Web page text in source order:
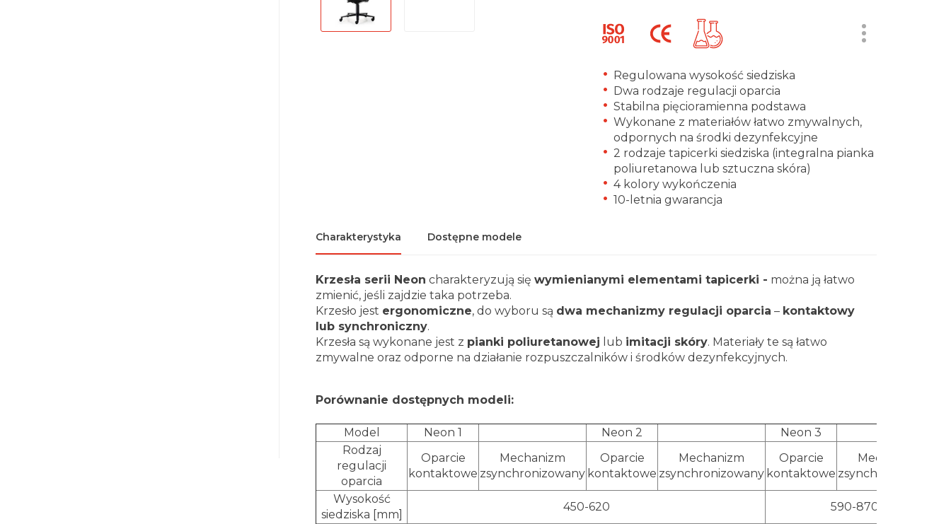
Regulowana wysokość siedziska
Dwa rodzaje regulacji oparcia
Stabilna pięcioramienna podstawa
Wykonane z materiałów łatwo zmywalnych,
odpornych na środki dezynfekcyjne
2 rodzaje tapicerki siedziska (integralna pianka
poliuretanowa lub sztuczna skóra)
4 kolory wykończenia
10-letnia gwarancja
Charakterystyka Dostępne modele
Krzesła serii Neon charakteryzują się wymienianymi elementami tapicerki - można ją łatwo
zmienić, jeśli zajdzie taka potrzeba.
Krzesło jest ergonomiczne, do wyboru są dwa mechanizmy regulacji oparcia – kontaktowy
lub synchroniczny.
Krzesła są wykonane jest z pianki poliuretanowej lub imitacji skóry. Materiały te są łatwo
zmywalne oraz odporne na działanie rozpuszczalników i środków dezynfekcyjnych.
Porównanie dostępnych modeli:
Model Neon 1 Neon 2
Neon 3
Rodzaj
regulacji
oparcia
Oparcie
kontaktowe
Mechanizm
zsynchronizowany
Oparcie
kontaktowe
Mechanizm
zsynchronizowany
Oparcie
kontaktowe
Mechanizm
zsynchronizowany
Wysokość
siedziska [mm]
450-620
590-870